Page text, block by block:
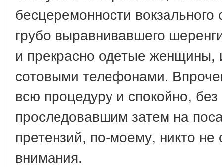
бесцеремонности
грубо выравнивавшего
и прекрасно одетые
сотовыми телефонами.
всю процедуру и спокойно, без
проследовавшим затем на
претензий, по-моему, никто не
внимания.